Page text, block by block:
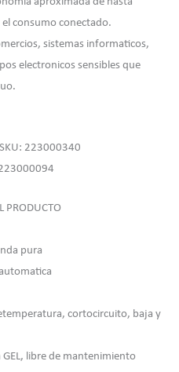
consumo conectado.
sistemas informaticos,
electronicos sensibles que
223000340
PRODUCTO
pura
cortocircuito, baja y
libre de mantenimiento